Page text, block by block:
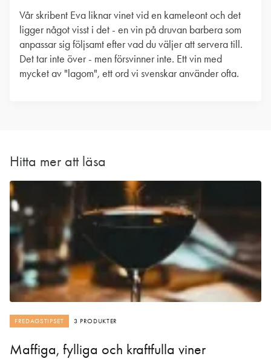
Vår skribent Eva liknar vinet vid en kameleont och det
ligger något visst i det - en vin på druvan barbera som
anpassar sig följsamt efter vad du väljer att servera till.
Det tar inte över - men försvinner inte. Ett vin med
mycket av "lagom", ett ord vi svenskar använder ofta.
Hitta mer att läsa
FREDAGSTIPSET 3 PRODUKTER
Maffiga, fylliga och kraftfulla viner